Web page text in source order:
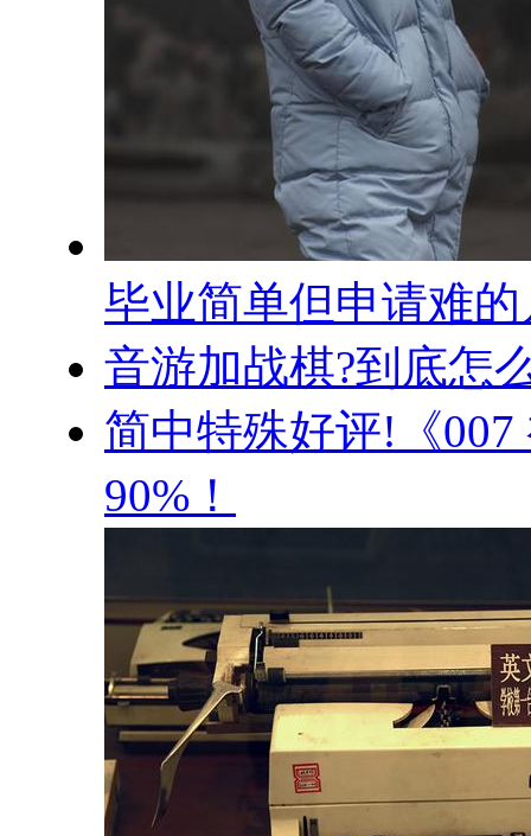
毕业简单但申请难
音游加战棋?到底怎
简中特殊好评!《007
90%！